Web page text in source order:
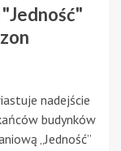
nadejście
budynków
„Jedność”